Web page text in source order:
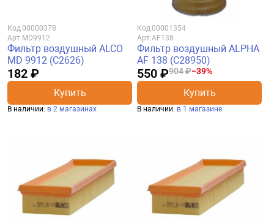
Код00000378
Арт. MD9912
Фильтр воздушный ALCO
MD 9912 (C2626)
182 ₽
Купить
В наличии: в 2 магазинах
Код00001354
Арт.AF138
Фильтр воздушный ALPHA
AF 138 (C28950)
550 ₽904 ₽−39%
Купить
В наличии: в 1 магазине